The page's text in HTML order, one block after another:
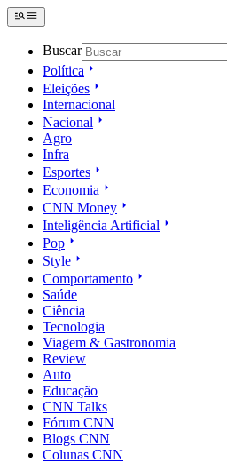
Buscar
Política
Eleições
Internacional
Nacional
Agro
Infra
Esportes
Economia
CNN Money
Inteligência Artificial
Pop
Style
Comportamento
Saúde
Ciência
Tecnologia
Viagem & Gastronomia
Review
Auto
Educação
CNN Talks
Fórum CNN
Blogs CNN
Colunas CNN